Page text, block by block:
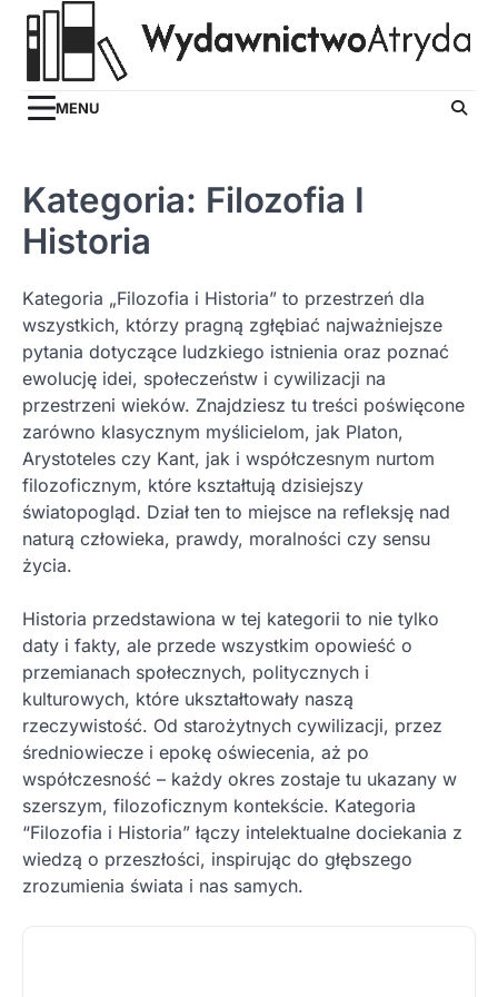
Skip
MENU
Kategoria: Filozofia I
Historia
Kategoria „Filozofia i Historia” to przestrzeń dla
wszystkich, którzy pragną zgłębiać najważniejsze
pytania dotyczące ludzkiego istnienia oraz poznać
ewolucję idei, społeczeństw i cywilizacji na
przestrzeni wieków. Znajdziesz tu treści poświęcone
zarówno klasycznym myślicielom, jak Platon,
Arystoteles czy Kant, jak i współczesnym nurtom
filozoficznym, które kształtują dzisiejszy
światopogląd. Dział ten to miejsce na refleksję nad
naturą człowieka, prawdy, moralności czy sensu
życia.
Historia przedstawiona w tej kategorii to nie tylko
daty i fakty, ale przede wszystkim opowieść o
przemianach społecznych, politycznych i
kulturowych, które ukształtowały naszą
rzeczywistość. Od starożytnych cywilizacji, przez
średniowiecze i epokę oświecenia, aż po
współczesność – każdy okres zostaje tu ukazany w
szerszym, filozoficznym kontekście. Kategoria
“Filozofia i Historia” łączy intelektualne dociekania z
wiedzą o przeszłości, inspirując do głębszego
zrozumienia świata i nas samych.